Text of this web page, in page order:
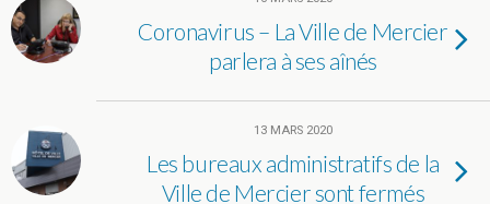
Coronavirus – La Ville de Mercier
parlera à ses aînés
13 MARS 2020
Les bureaux administratifs de la
Ville de Mercier sont fermés